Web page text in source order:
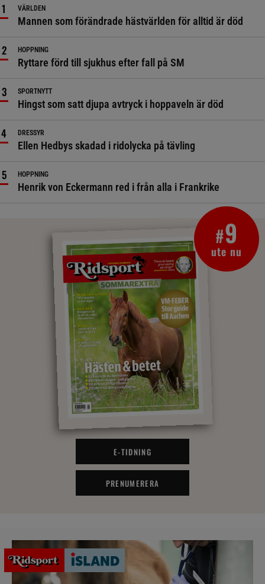
VÄRLDEN
Mannen som förändrade hästvärlden för alltid är död
HOPPNING
Ryttare förd till sjukhus efter fall på SM
SPORTNYTT
Hingst som satt djupa avtryck i hoppaveln är död
DRESSYR
Ellen Hedbys skadad i ridolycka på tävling
HOPPNING
Henrik von Eckermann red i från alla i Frankrike
#9
ute nu
E-TIDNING
PRENUMERERA